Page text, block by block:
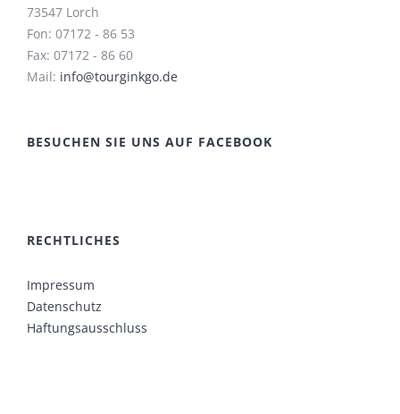
73547 Lorch
Fon: 07172 - 86 53
Fax: 07172 - 86 60
Mail: info@tourginkgo.de
BESUCHEN SIE UNS AUF FACEBOOK
RECHTLICHES
Impressum
Datenschutz
Haftungsausschluss